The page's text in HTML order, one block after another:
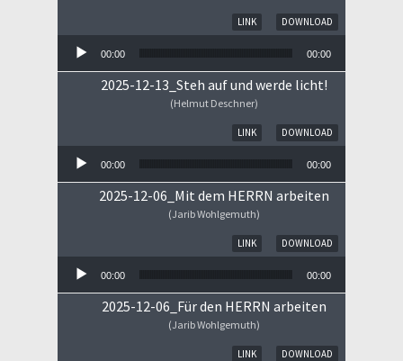
DOWNLOAD
LINK
00:00 00:00
2025-12-13_Steh auf und werde licht!
(Helmut Deschner)
DOWNLOAD
LINK
00:00 00:00
2025-12-06_Mit dem HERRN arbeiten
(Jarib Wohlgemuth)
DOWNLOAD
LINK
00:00 00:00
2025-12-06_Für den HERRN arbeiten
(Jarib Wohlgemuth)
DOWNLOAD
LINK